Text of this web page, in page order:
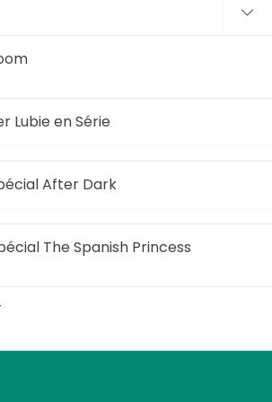
Lubie en Série
After Dark
The Spanish Princess